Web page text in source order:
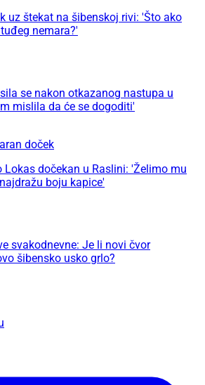
uz štekat na šibenskoj rivi: 'Što ako
nemara?'
se nakon otkazanog nastupa u
mislila da će se dogoditi'
doček
dočekan u Raslini: 'Želimo mu
boju kapice'
svakodnevne: Je li novi čvor
šibensko usko grlo?